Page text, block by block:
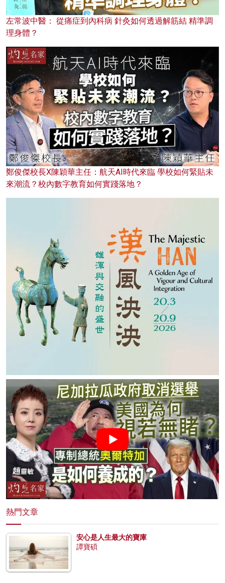
左常波中醫： 從痛症到內科病 針灸如何透過解筋結 精準調
理身體？
鄭俊傑校長X陳穎華主任：航天AI時代來臨 學校如何緊貼未
來潮流？校內數字教育如何實踐落地？
熱門文章
安心是人生最大的寶庫
譚寶碩